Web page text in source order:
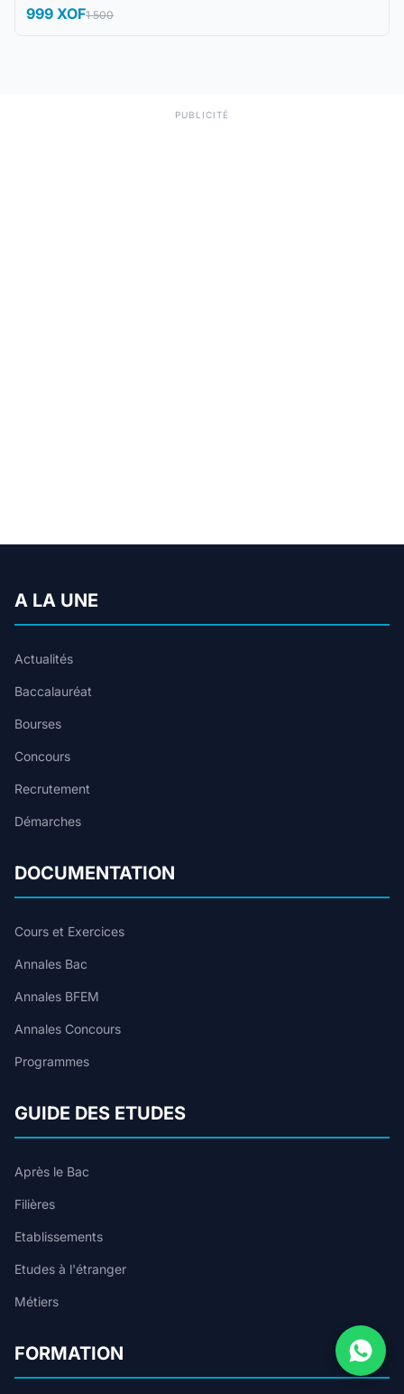
999 XOF1 500
PUBLICITÉ
A LA UNE
Actualités
Baccalauréat
Bourses
Concours
Recrutement
Démarches
DOCUMENTATION
Cours et Exercices
Annales Bac
Annales BFEM
Annales Concours
Programmes
GUIDE DES ETUDES
Après le Bac
Filières
Etablissements
Etudes à l'étranger
Métiers
FORMATION